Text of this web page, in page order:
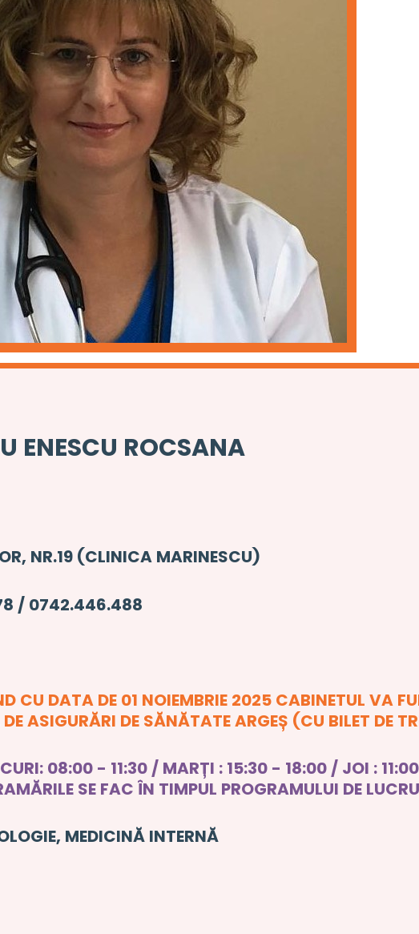
ENESCU ROCSANA
NR.19 (CLINICA MARINESCU)
/ 0742.446.488
CU DATA DE 01 NOIEMBRIE 2025 CABINETUL VA
ASIGURĂRI DE SĂNĂTATE ARGEȘ (CU BILET DE
08:00 - 11:30 / MARȚI : 15:30 - 18:00 / JOI :
SE FAC ÎN TIMPUL PROGRAMULUI DE
MEDICINĂ INTERNĂ